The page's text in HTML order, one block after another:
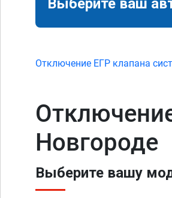
Выберите ваш
Отключение ЕГР клапана
Новгороде
Выберите вашу